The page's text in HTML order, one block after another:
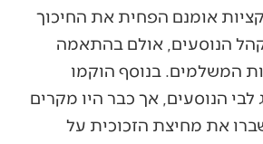
אומנם הפחית את החיכוך
קהל הנוסעים, אולם בהתאמה
המשלמים. בנוסף הוקמו
לבי הנוסעים, אך כבר היו מקרים
את מחיצת הזכוכית על